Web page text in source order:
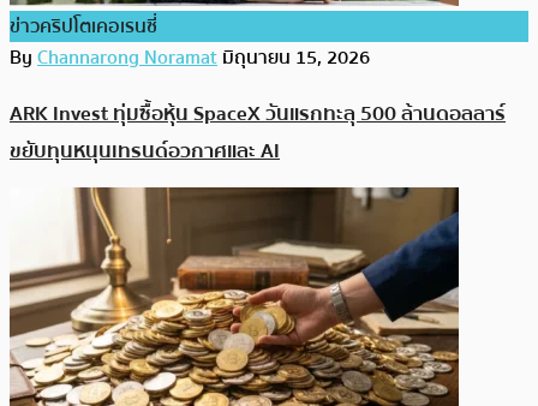
ข่าวคริปโตเคอเรนซี่
ByChannarong Noramatมิถุนายน 15, 2026
ARK Invest ทุ่มซื้อหุ้น SpaceX วันแรกทะลุ 500 ล้านดอลลาร์
ขยับทุนหนุนเทรนด์อวกาศและ AI